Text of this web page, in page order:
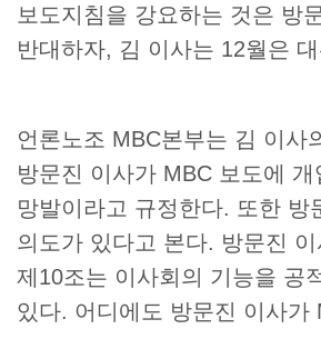
보도지침을 강요하는 것은 방
반대하자, 김 이사는 12월은
언론노조 MBC본부는 김 이사
방문진 이사가 MBC 보도에
망발이라고 규정한다. 또한 방
의도가 있다고 본다. 방문진
제 10조는 이사회의 기능을 공
있다. 어디에도 방문진 이사가